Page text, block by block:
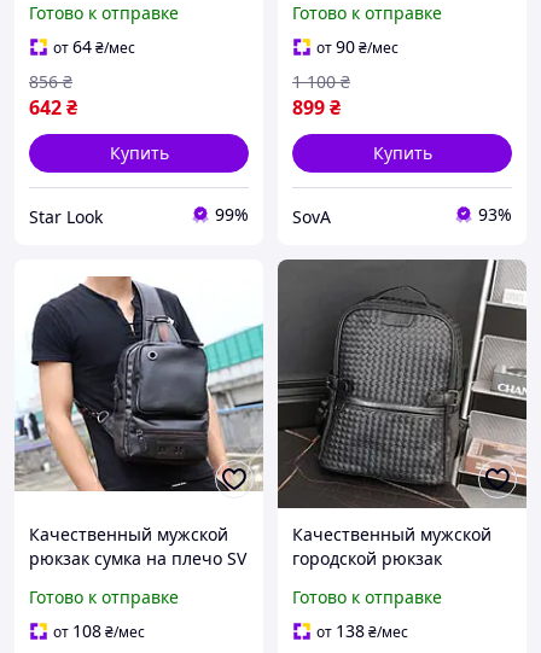
для ручной клади в
самолет надежный на
каждый день
Готово к отправке
от64₴/мес
642₴
856 ₴
Купить
Star Look 99%
Готово к отправке
от90₴/мес
899₴
1 100 ₴
Купить
SovA 93%
Качественный мужской
рюкзак сумка на плечо SV
Готово к отправке
от 108₴/мес
Качественный мужской
городской рюкзак
Готово к отправке
от 138₴/мес